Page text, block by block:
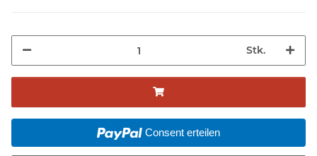
Stk.
Consent erteilen